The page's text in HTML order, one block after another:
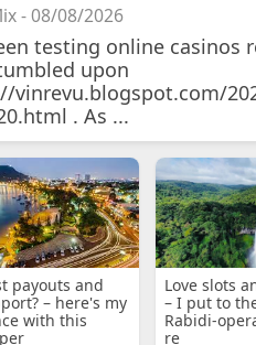
- 08/08/2026
testing online casinos
upon
vinrevu.blogspot.com/
. As ...
payouts and
– here's my
with this
Love slots
– I put to
Rabidi-
re